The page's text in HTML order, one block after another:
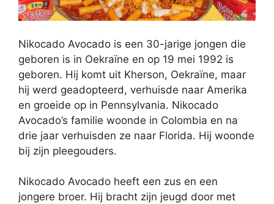
Nikocado Avocado is een 30-jarige jongen die
geboren is in Oekraïne en op 19 mei 1992 is
geboren. Hij komt uit Kherson, Oekraïne, maar
hij werd geadopteerd, verhuisde naar Amerika
en groeide op in Pennsylvania. Nikocado
Avocado’s familie woonde in Colombia en na
drie jaar verhuisden ze naar Florida. Hij woonde
bij zijn pleegouders.
Nikocado Avocado heeft een zus en een
jongere broer. Hij bracht zijn jeugd door met